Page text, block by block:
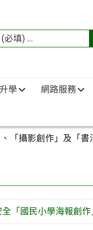
學 網路服務
「攝影創作」及「書
「國民小學海報創